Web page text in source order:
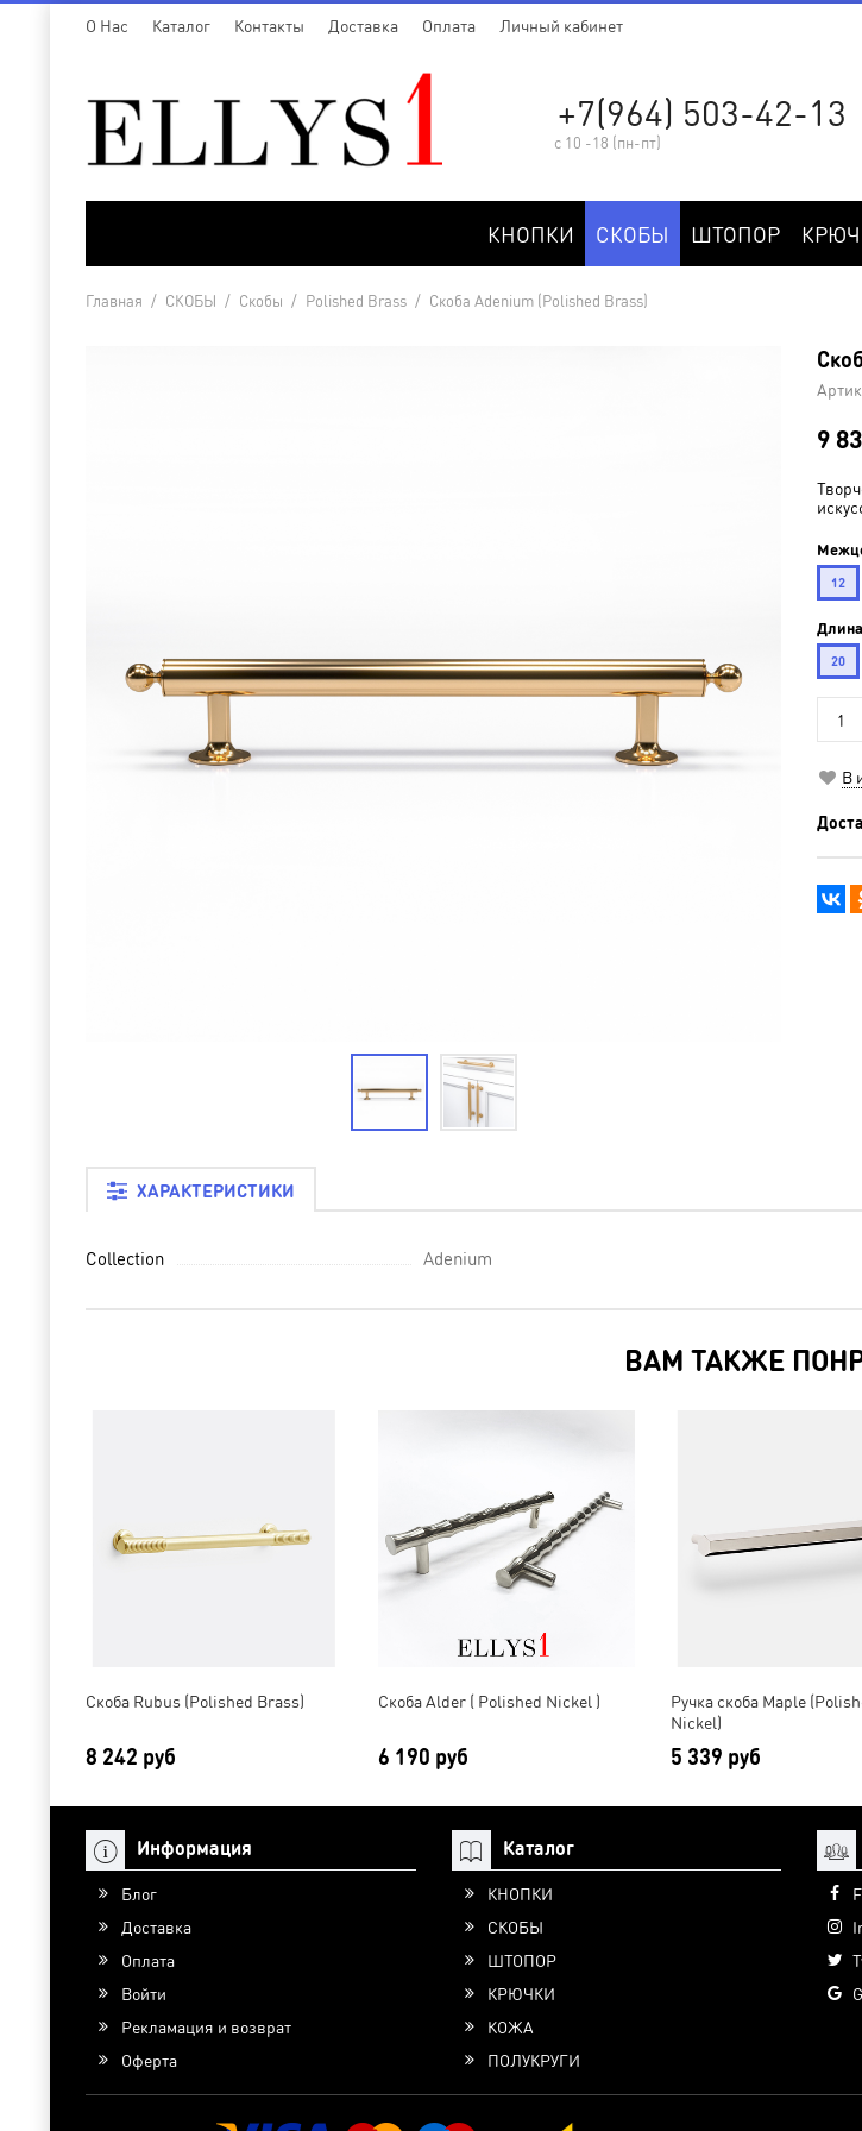
O Нас Каталог Контакты Доставка Оплата Личный кабинет
+7(964) 503-42-13
с 10 -18 (пн-пт)
КНОПКИ СКОБЫ ШТОПОР
Главная / СКОБЫ / Cкобы / Polished Brass / Скоба Adenium (Polished Brass)
9
12
20
В
ХАРАКТЕРИСТИКИ
Collection Adenium
ВАМ ТАКЖЕ
Скоба Rubus (Polished Brass)
8 242 руб
Скоба Alder ( Polished Nickel )
6 190 руб
Ручка скоба Maple
Nickel)
5 339 руб
Информация
Блог
Доставка
Оплата
Войти
Рекламация и возврат
Оферта
Каталог
КНОПКИ
СКОБЫ
ШТОПОР
КРЮЧКИ
КОЖА
ПОЛУКРУГИ